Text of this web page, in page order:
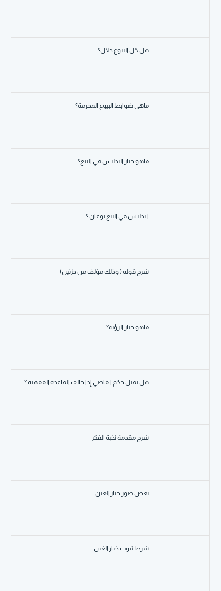
هل كل البيوع حلال؟
ماهي ضوابط البيوع المحرمة؟
ماهو خيار التدليس في البيع؟
التدليس في البيع نوعان ؟
شرح قوله ( وذلك مؤلف من جزئين)
ماهو خيار الرؤية؟
هل يقبل حكم القاضي إذا خالف القاعدة الفقهية ؟
شرح مقدمة نخبة الفكر
بعض صور خيار الغبن
شرط ثبوت خيار الغبن